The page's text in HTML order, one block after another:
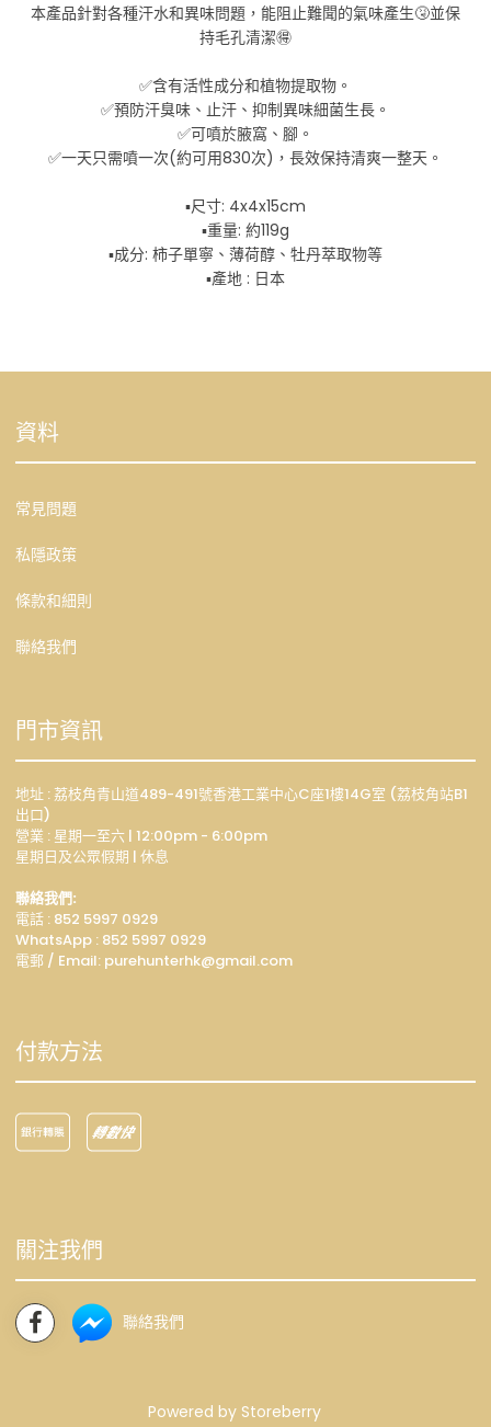
本產品針對各種汗水和異味問題，能阻止難聞的氣味產生🤧並保
持毛孔清潔🉐
✅含有活性成分和植物提取物。
✅預防汗臭味、止汗、抑制異味細菌生長。
✅可噴於腋窩、腳。
✅一天只需噴一次(約可用830次)，長效保持清爽一整天。
▪️尺寸: 4x4x15cm
▪️重量: 約119g
▪️成分: 柿子單寧、薄荷醇、牡丹萃取物等
▪️產地 : 日本
資料
常見問題
私隱政策
條款和細則
聯絡我們
門市資訊
地址 : 荔枝角青山道489-491號香港工業中心C座1樓14G室 (荔枝角站B1
出口)
營業 : 星期一至六 | 12:00pm - 6:00pm
星期日及公眾假期 | 休息
聯絡我們:
電話 : 852 5997 0929
WhatsApp : 852 5997 0929
電郵 / Email: purehunterhk@gmail.com
付款方法
關注我們
聯絡我們
Powered by Storeberry